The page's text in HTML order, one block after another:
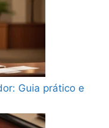
Guia prático e